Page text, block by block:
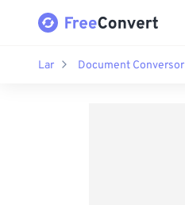
Lar Document Conversor